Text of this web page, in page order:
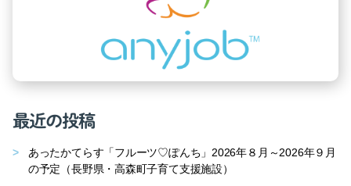
最近の投稿
あったかてらす「フルーツ♡ぽんち」2026年８月～2026年９月
の予定（長野県・高森町子育て支援施設）